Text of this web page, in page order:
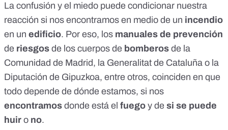
La confusión y el miedo puede condicionar nuestra
reacción si nos encontramos en medio de un incendio
en un edificio. Por eso, los manuales de prevención
de riesgos de los cuerpos de bomberos de la
Comunidad de Madrid, la Generalitat de Cataluña o la
Diputación de Gipuzkoa, entre otros, coinciden en que
todo depende de dónde estamos, si nos
encontramos donde está el fuego y de si se puede
huir o no.